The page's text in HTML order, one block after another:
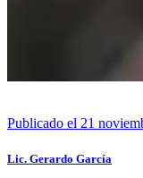
Publicado el 21
Lic. Gerardo García